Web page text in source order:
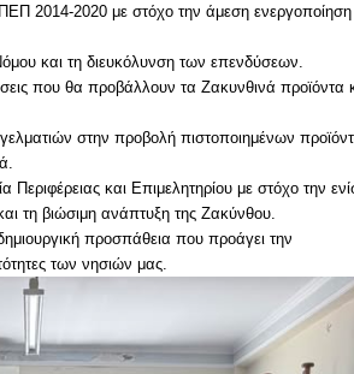
2014-2020 με στόχο την άμεση ενεργοποίηση
και τη διευκόλυνση των επενδύσεων.
που θα προβάλλουν τα Ζακυνθινά προϊόντα
στην προβολή πιστοποιημένων
και Επιμελητηρίου με στόχο την
τη βιώσιμη ανάπτυξη της Ζακύνθου.
προσπάθεια που προάγει την
των νησιών μας.